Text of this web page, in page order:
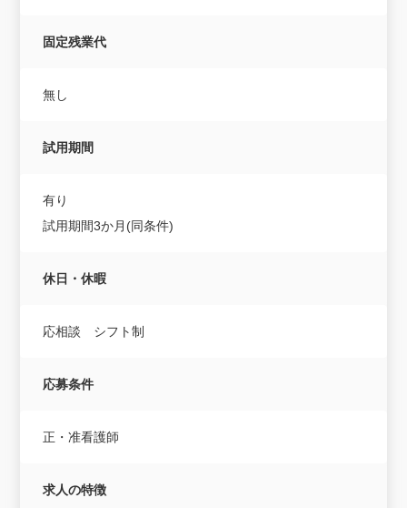
固定残業代
無し
試用期間
有り
試用期間3か月(同条件)
休日・休暇
応相談 シフト制
応募条件
正・准看護師
求人の特徴